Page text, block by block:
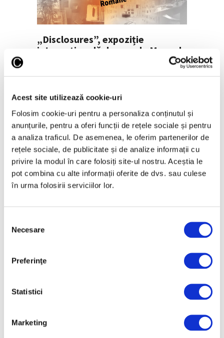
Acest site utilizează cookie-uri
Folosim cookie-uri pentru a personaliza conținutul și
anunțurile, pentru a oferi funcții de rețele sociale și pentru
a analiza traficul. De asemenea, le oferim partenerilor de
rețele sociale, de publicitate și de analize informații cu
privire la modul în care folosiți site-ul nostru. Aceștia le
pot combina cu alte informații oferite de dvs. sau culese
în urma folosirii serviciilor lor.
consimțământului
Necesare
Preferinţe
Statistici
Marketing
„Disclosures”, expoziție
internațională de grup la Muzeul
Național al Literaturii Române
Articole recente